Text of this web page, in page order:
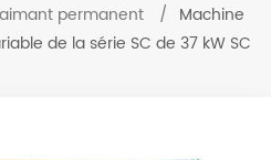
permanent
/ Machine
de la série SC de 37 kW SC